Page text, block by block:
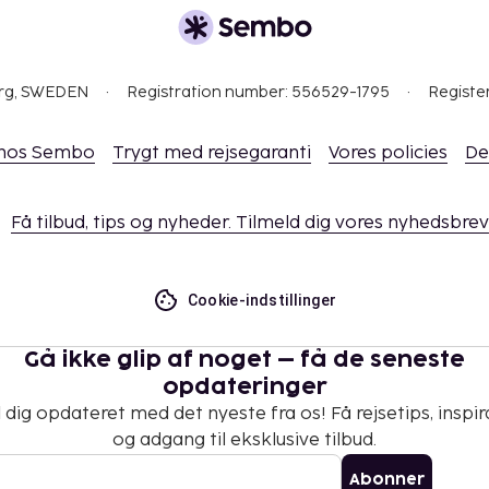
overføres mere end
SWEDEN Registration number: 556529-1795
Sembo Trygt med rejsegaranti Vores policies
Få tilbud, tips og nyheder. Tilmeld dig vores nyhedsbrev
Cookie-indstillinger
Gå ikke glip af noget – få de seneste
opdateringer
dig opdateret med det nyeste fra os! Få rejsetips,
og adgang til eksklusive tilbud.
Abonner